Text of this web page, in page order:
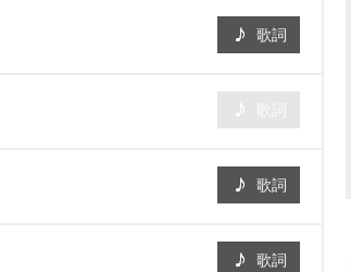
歌詞
歌詞
歌詞